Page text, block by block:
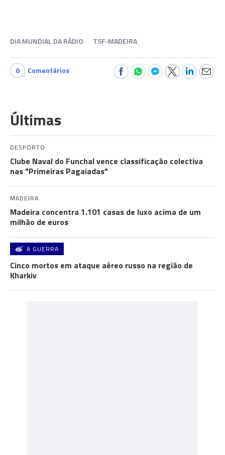
DIA MUNDIAL DA RÁDIO TSF-MADEIRA
0 Comentários
Últimas
DESPORTO
Clube Naval do Funchal vence classificação colectiva
nas "Primeiras Pagaiadas"
MADEIRA
Madeira concentra 1.101 casas de luxo acima de um
milhão de euros
A GUERRA
Cinco mortos em ataque aéreo russo na região de
Kharkiv